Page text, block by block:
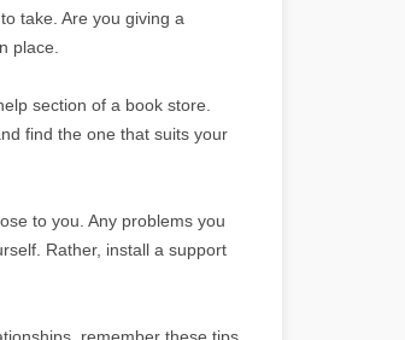
take. Are you giving a
place.
section of a book store.
find the one that suits your
to you. Any problems you
Rather, install a support
remember these tips